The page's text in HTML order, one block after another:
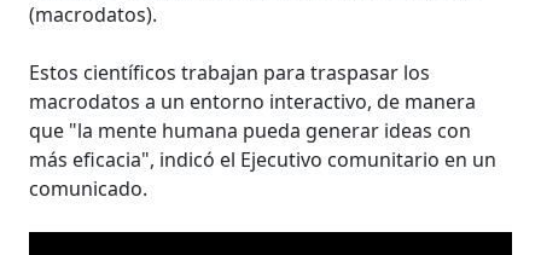
(macrodatos).
Estos científicos trabajan para traspasar los
macrodatos a un entorno interactivo, de manera
que "la mente humana pueda generar ideas con
más eficacia", indicó el Ejecutivo comunitario en un
comunicado.